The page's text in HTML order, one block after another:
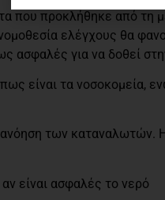
που προκλήθηκε από τη
ελέγχους θα
ασφαλές για να δοθεί
είναι τα νοσοκομεία,
των καταναλωτών.
είναι ασφαλές το νερό